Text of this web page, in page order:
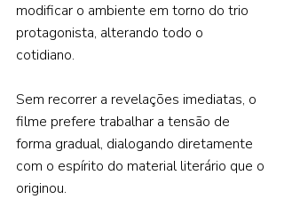
modificar o ambiente em torno do trio
protagonista, alterando todo o
cotidiano.
Sem recorrer a revelações imediatas, o
filme prefere trabalhar a tensão de
forma gradual, dialogando diretamente
com o espírito do material literário que o
originou.